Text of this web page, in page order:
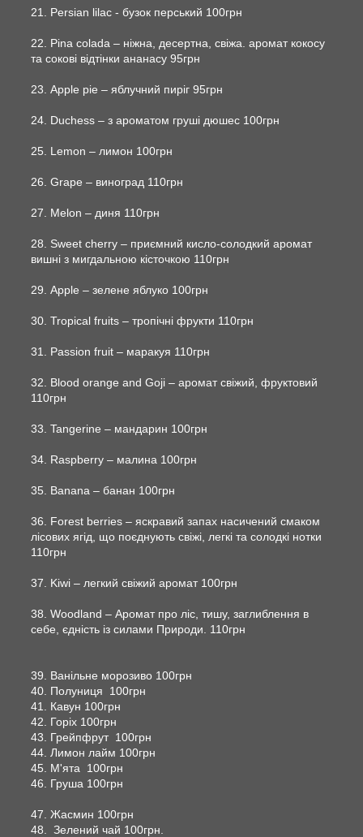
21. Persian lilac - бузок перський 100грн
22. Pina colada – ніжна, десертна, свіжа. аромат кокосу
та сокові відтінки ананасу 95грн
23. Apple pie – яблучний пиріг 95грн
24. Duchess – з ароматом груші дюшес 100грн
25. Lemon – лимон 100грн
26. Grape – виноград 110грн
27. Melon – диня 110грн
28. Sweet cherry – приємний кисло-солодкий аромат
вишні з мигдальною кісточкою 110грн
29. Apple – зелене яблуко 100грн
30. Tropical fruits – тропічні фрукти 110грн
31. Passion fruit – маракуя 110грн
32. Blood orange and Goji – аромат свіжий, фруктовий
110грн
33. Tangerine – мандарин 100грн
34. Raspberry – малина 100грн
35. Banana – банан 100грн
36. Forest berries – яскравий запах насичений смаком
лісових ягід, що поєднують свіжі, легкі та солодкі нотки
110грн
37. Kiwi – легкий свіжий аромат 100грн
38. Woodland – Аромат про ліс, тишу, заглиблення в
себе, єдність із силами Природи. 110грн
39. Ванільне морозиво 100грн
40. Полуниця 100грн
41. Кавун 100грн
42. Горіх 100грн
43. Грейпфрут 100грн
44. Лимон лайм 100грн
45. М'ята 100грн
46. Груша 100грн
47. Жасмин 100грн
48. Зелений чай 100грн.